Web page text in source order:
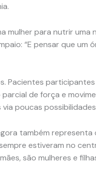
mulher para nutrir uma
“E pensar que um
Pacientes
de força e
poucas
também representa
estiveram no
são mulheres e